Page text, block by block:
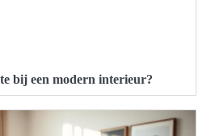
bij een modern interieur?